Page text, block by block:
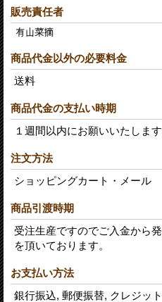
販売責任者
商品代金以外の必要料金
送料
商品代金の支払い時期
１週間以内にお願いいたします
注文方法
ショッピングカート・メール
商品引渡時期
受注生産ですのでご入金から
を頂いております。
お支払い方法
銀行振込, 郵便振替, クレジッ